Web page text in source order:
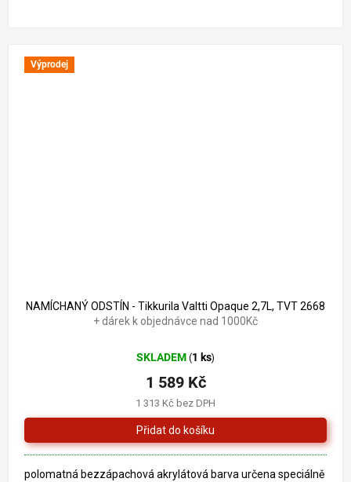
Výprodej
NAMÍCHANÝ ODSTÍN - Tikkurila Valtti Opaque 2,7L, TVT 2668
+ dárek k objednávce nad 1000Kč
SKLADEM (1 ks)
1 313 Kč bez DPH
1 589 Kč
polomatná bezzápachová akrylátová barva určena speciálně